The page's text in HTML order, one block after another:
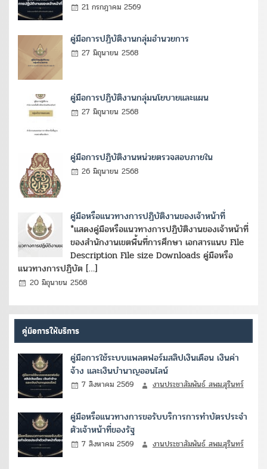
21 กรกฎาคม 2569
คู่มือการปฏิบัติงานกลุ่มอำนวยการ
27 มิถุนายน 2568
คู่มือการปฏิบัติงานกลุ่มนโยบายและแผน
27 มิถุนายน 2568
คู่มือการปฏิบัติงานหน่วยตรวจสอบภายใน
26 มิถุนายน 2568
คู่มือหรือแนวทางการปฏิบัติงานของเจ้าหน้าที่
*แสดงคู่มือหรือแนวทางการปฏิบัติงานของเจ้าหน้าที่
ของสำนักงานเขตพื้นที่การศึกษา เอกสารแนบ File
Description File size Downloads คู่มือหรือ
แนวทางการปฏิบัต […]
20 มิถุนายน 2568
คู่มือการให้บริการ
คู่มือการใช้ระบบแพลตฟอร์มสลิปเงินเดือน เงินค่า
จ้าง และเงินบำนาญออนไลน์
7 สิงหาคม 2569 งานประชาสัมพันธ์ สพม.สุรินทร์
คู่มือหรือแนวทางการขอรับบริการการทำบัตรประจำ
ตัวเจ้าหน้าที่ของรัฐ
7 สิงหาคม 2569 งานประชาสัมพันธ์ สพม.สุรินทร์